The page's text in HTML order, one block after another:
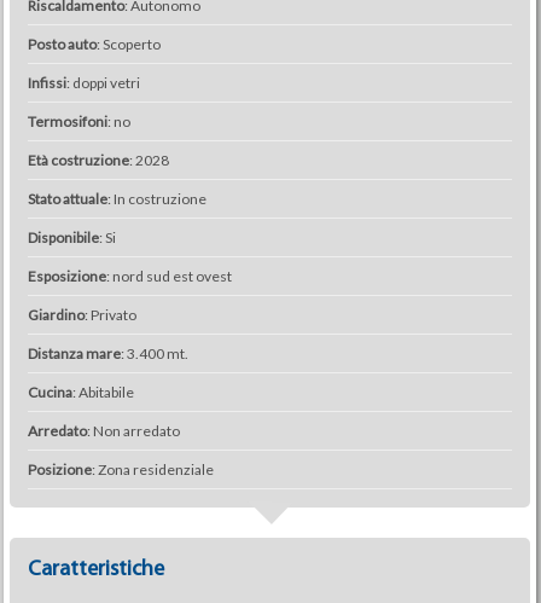
Riscaldamento: Autonomo
Posto auto: Scoperto
Infissi: doppi vetri
Termosifoni: no
Età costruzione: 2028
Stato attuale: In costruzione
Disponibile: Si
Esposizione: nord sud est ovest
Giardino: Privato
Distanza mare: 3.400 mt.
Cucina: Abitabile
Arredato: Non arredato
Posizione: Zona residenziale
Caratteristiche